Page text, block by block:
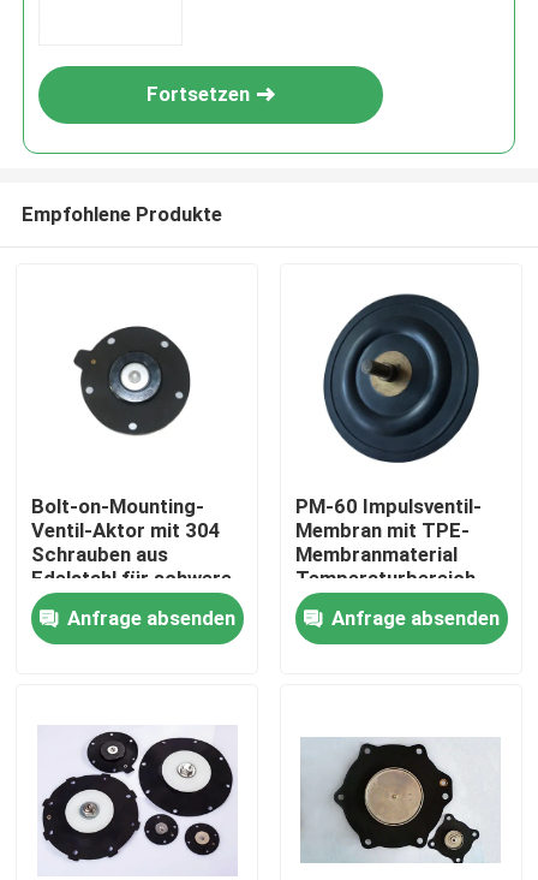
Zu Hause
Produkte
Über uns
Fortsetzen
Empfohlene Produkte
Bolt-on-Mounting-
Ventil-Aktor mit 304
Schrauben aus
Edelstahl für schwere
industrielle
Anwendungen
Anfrage absenden
PM-60 Impulsventil-
Membran mit TPE-
Membranmaterial
Temperaturbereich
minus 20 Grad Celsius
bis plus 150 Grad
Celsius Ideal für
Anfrage absenden